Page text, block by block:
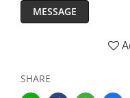
MESSAGE
SHARE